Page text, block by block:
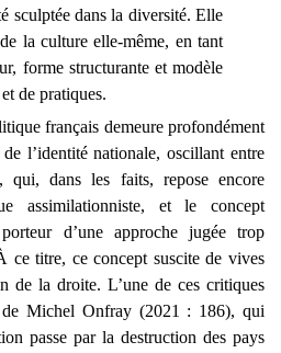
sculptée dans la diversité. Elle
la culture elle-même, en tant
forme structurante et modèle
de pratiques.
français demeure profondément
l’identité nationale, oscillant entre
qui, dans les faits, repose encore
assimilationniste, et le concept
d’une approche jugée trop
ce titre, ce concept suscite de vives
de la droite. L’une de ces critiques
Michel Onfray (2021 : 186), qui
passe par la destruction des pays